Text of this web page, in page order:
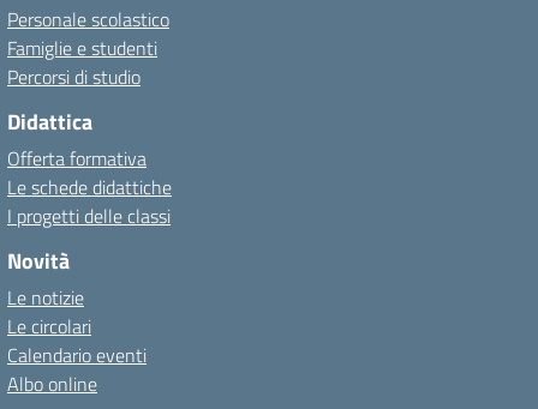
Personale scolastico
Famiglie e studenti
Percorsi di studio
Didattica
Offerta formativa
Le schede didattiche
I progetti delle classi
Novità
Le notizie
Le circolari
Calendario eventi
Albo online